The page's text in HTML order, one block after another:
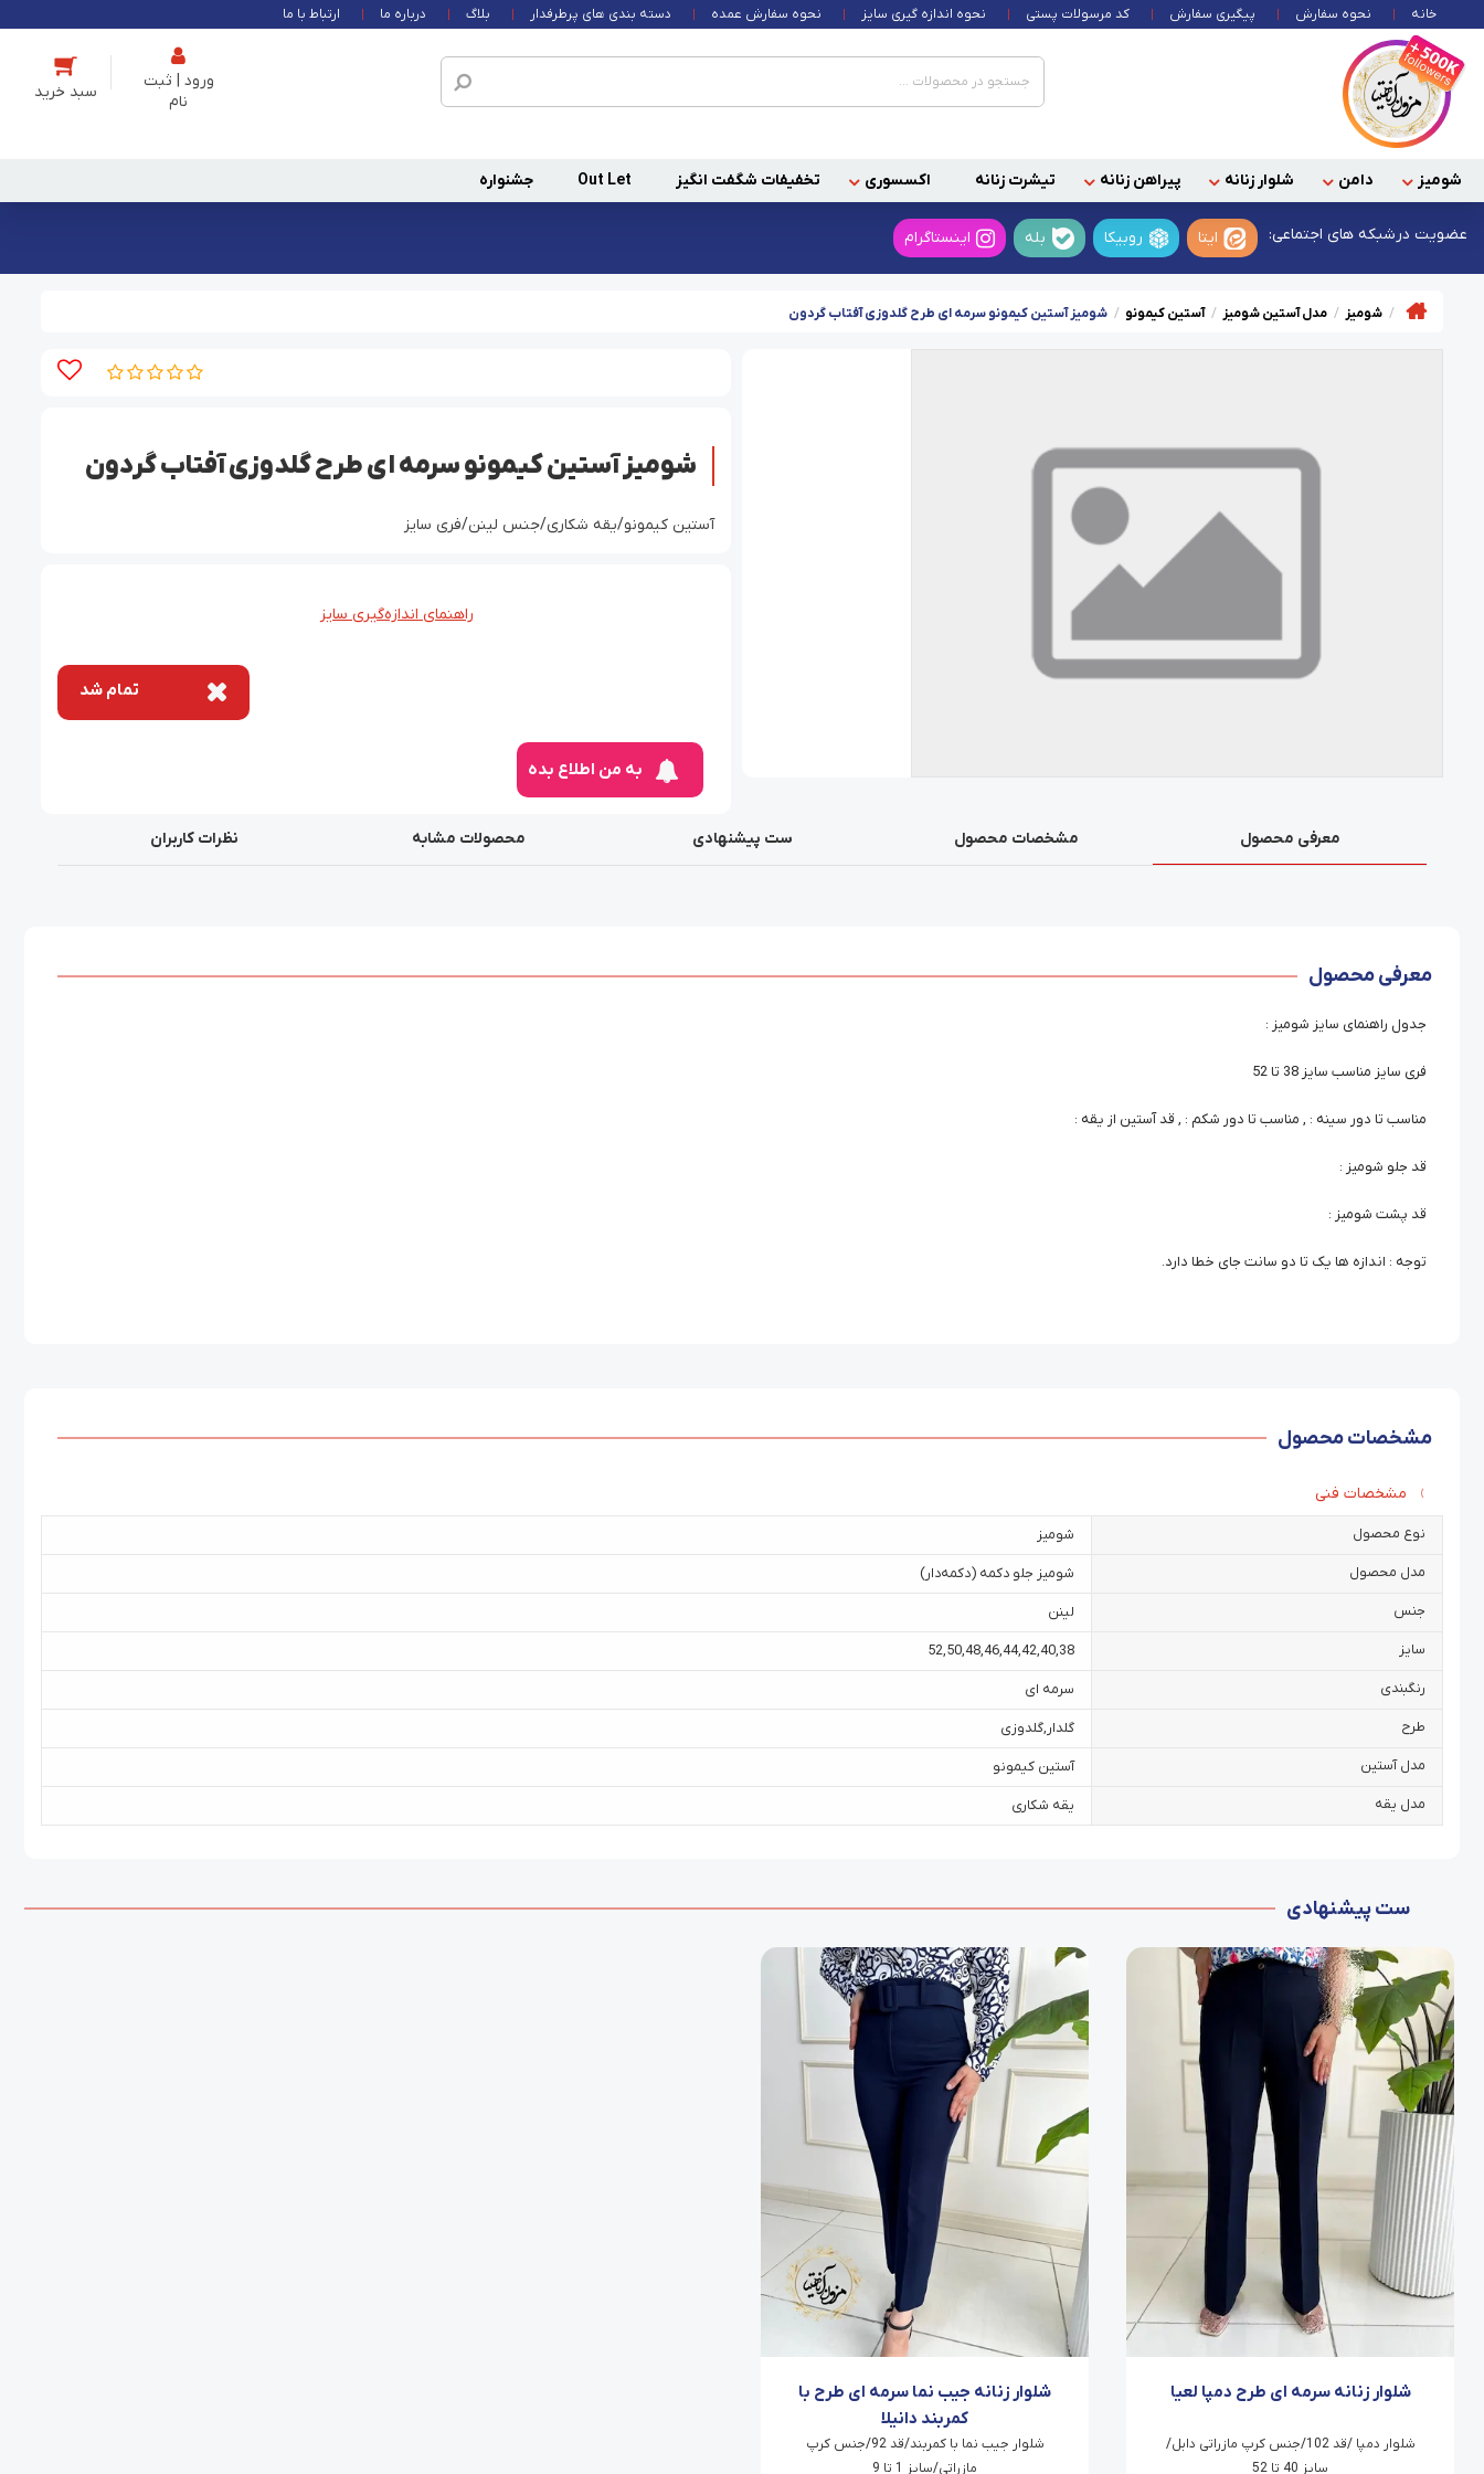
خانه نحوه سفارش پیگیری سفارش کد مرسولات پستی نحوه اندازه گیری سایز نحوه سفارش عمده دسته بندی های پرطرفدار بلاگ درباره ما ارتباط با ما
ورود | ثبت
نام
شومیز دامن شلوار زنانه پیراهن زنانه تیشرت زنانه اکسسوری تخفیفات شگفت انگیز Out Let جشنواره
عضویت درشبکه های اجتماعی: ایتا روبیکا بله اینستاگرام
شومیز مدل آستین شومیز آستین کیمونو شومیز آستین کیمونو سرمه ای طرح گلدوزی آفتاب گردون
شومیز آستین کیمونو سرمه ای طرح گلدوزی آفتاب گردون
آستین کیمونو/یقه شکاری/جنس لینن/فری سایز
راهنمای اندازه‌گیری سایز
تمام شد
به من اطلاع بده
معرفی محصول مشخصات محصول ست پیشنهادی محصولات مشابه نظرات کاربران
معرفی محصول
جدول راهنمای سایز شومیز :
فری سایز مناسب سایز 38 تا 52
مناسب تا دور سینه : , مناسب تا دور شکم : , قد آستین از یقه :
قد جلو شومیز :
قد پشت شومیز :
توجه : اندازه ها یک تا دو سانت جای خطا دارد.
مشخصات محصول
مشخصات فنی
نوع محصول شومیز
مدل محصول شومیز جلو دکمه (دکمه‌دار)
جنس لینن
سایز 38
,
40
,
42
,
44
,
46
,
48
,
50
,
52
رنگبندی سرمه ای
طرح گلدار ,گلدوزی
مدل آستین آستین کیمونو
مدل یقه یقه شکاری
ست پیشنهادی
شلوار زنانه سرمه ای طرح دمپا لعیا
شلوار دمپا /قد 102/جنس کرپ مازراتی دابل/
سایز 40 تا 52
شلوار زنانه جیب نما سرمه ای طرح با
کمربند دانیلا
شلوار جیب نما با کمربند/قد 92/جنس کرپ
مازراتی/سایز 1 تا 9